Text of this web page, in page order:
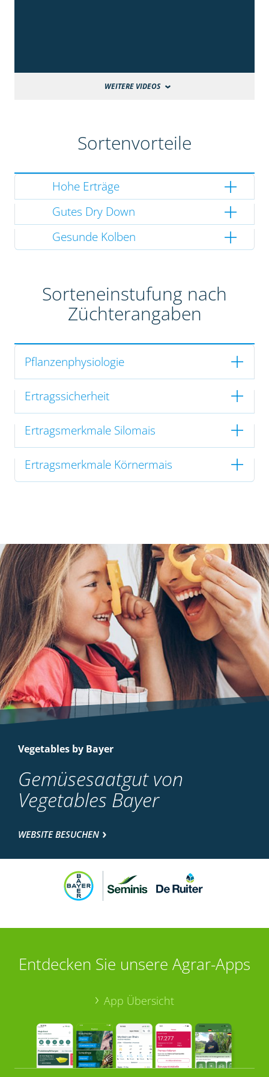
WEITERE VIDEOS
Sortenvorteile
Hohe Erträge
Gutes Dry Down
Gesunde Kolben
Sorteneinstufung nach
Züchterangaben
Pflanzenphysiologie
Ertragssicherheit
Ertragsmerkmale Silomais
Ertragsmerkmale Körnermais
Vegetables by Bayer
Gemüsesaatgut von
Vegetables Bayer
WEBSITE BESUCHEN
Entdecken Sie unsere Agrar-Apps
App Übersicht